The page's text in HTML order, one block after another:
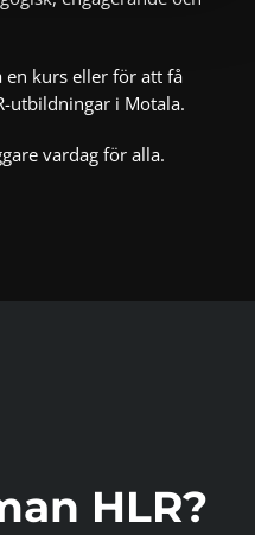
en kurs eller för att få
utbildningar i Motala.
vardag för alla.
HLR?